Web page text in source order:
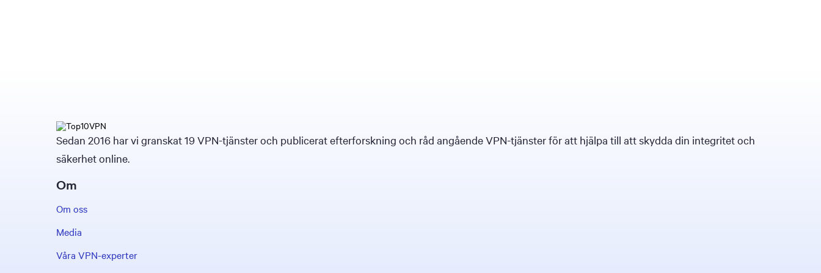
Sedan 2016 har vi granskat 19 VPN-tjänster och publicerat efterforskning och råd angående VPN-tjänster för att hjälpa till att skydda din integritet och
säkerhet online.
Om
Om oss
Media
Våra VPN-experter